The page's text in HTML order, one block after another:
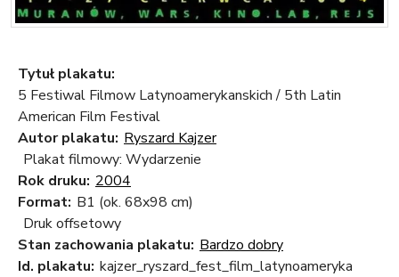
Tytuł plakatu:
5 Festiwal Filmow Latynoamerykanskich / 5th Latin
American Film Festival
Autor plakatu: Ryszard Kajzer
Plakat filmowy: Wydarzenie
Rok druku: 2004
Format: B1 (ok. 68x98 cm)
Druk offsetowy
Stan zachowania plakatu: Bardzo dobry
Id. plakatu: kajzer_ryszard_fest_film_latynoameryka